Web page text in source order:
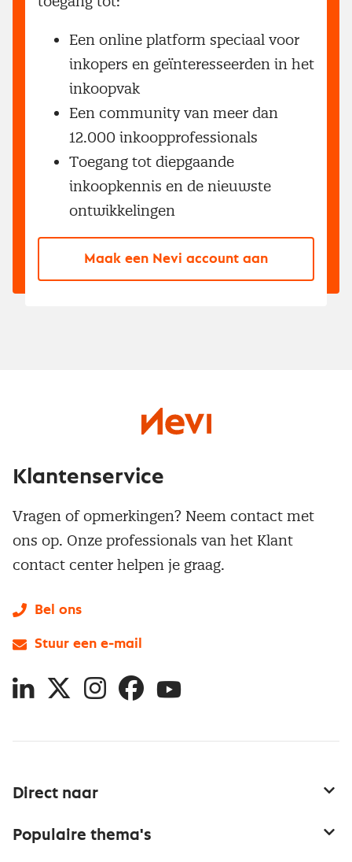
Een online platform speciaal voor
inkopers en geïnteresseerden in het
inkoopvak
Een community van meer dan
12.000 inkoopprofessionals
Toegang tot diepgaande
inkoopkennis en de nieuwste
ontwikkelingen
Maak een Nevi account aan
Direct naar
Populaire thema's
Klantenservice
Vragen of opmerkingen? Neem contact met
ons op. Onze professionals van het Klant
contact center helpen je graag.
Bel ons
Stuur een e-mail
LinkedIn
X InstagramFacebookYouTube